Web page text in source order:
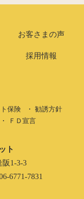
お客さまの声
採用情報
保険
勧誘方針
ＦＤ宣言
ト
逢阪1-3-3
6771-7831